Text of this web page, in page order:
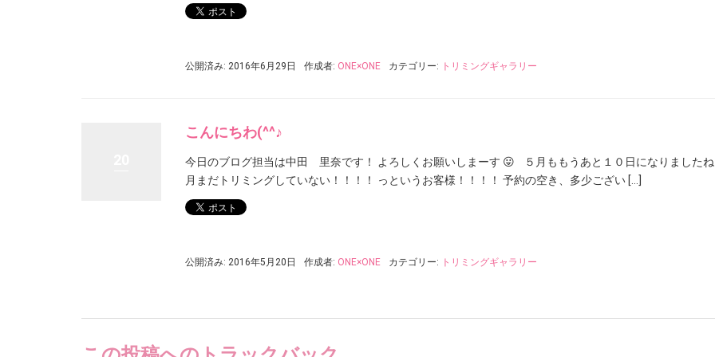
公開済み: 2016年6月29日 作成者: ONE×ONE カテゴリー: トリミングギャラリー
こんにちわ(^^♪
今日のブログ担当は中田 里奈です！ よろしくお願いしまーす 😛 ５月ももうあと１０日になりました
月まだトリミングしていない！！！！ っというお客様！！！！ 予約の空き、多少ござい […]
公開済み: 2016年5月20日 作成者: ONE×ONE カテゴリー: トリミングギャラリー